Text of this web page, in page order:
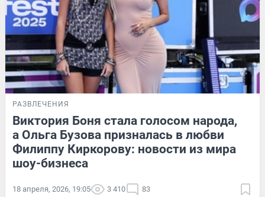
РАЗВЛЕЧЕНИЯ
Виктория Боня стала голосом народа,
а Ольга Бузова призналась в любви
Филиппу Киркорову: новости из мира
шоу-бизнеса
18 апреля, 2026, 19:05 3 410 83